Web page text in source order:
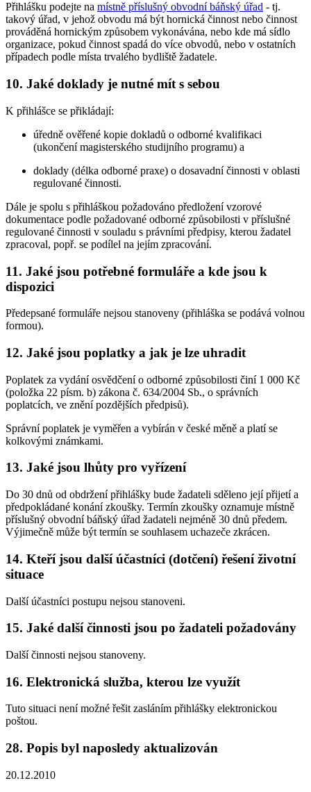
Přihlášku podejte na místně příslušný obvodní báňský úřad - tj.
takový úřad, v jehož obvodu má být hornická činnost nebo činnost
prováděná hornickým způsobem vykonávána, nebo kde má sídlo
organizace, pokud činnost spadá do více obvodů, nebo v ostatních
případech podle místa trvalého bydliště žadatele.
10. Jaké doklady je nutné mít s sebou
K přihlášce se přikládají:
úředně ověřené kopie dokladů o odborné kvalifikaci
(ukončení magisterského studijního programu) a
doklady (délka odborné praxe) o dosavadní činnosti v oblasti
regulované činnosti.
Dále je spolu s přihláškou požadováno předložení vzorové
dokumentace podle požadované odborné způsobilosti v příslušné
regulované činnosti v souladu s právními předpisy, kterou žadatel
zpracoval, popř. se podílel na jejím zpracování.
11. Jaké jsou potřebné formuláře a kde jsou k
dispozici
Předepsané formuláře nejsou stanoveny (přihláška se podává volnou
formou).
12. Jaké jsou poplatky a jak je lze uhradit
Poplatek za vydání osvědčení o odborné způsobilosti činí 1 000 Kč
(položka 22 písm. b) zákona č. 634/2004 Sb., o správních
poplatcích, ve znění pozdějších předpisů).
Správní poplatek je vyměřen a vybírán v české měně a platí se
kolkovými známkami.
13. Jaké jsou lhůty pro vyřízení
Do 30 dnů od obdržení přihlášky bude žadateli sděleno její přijetí a
předpokládané konání zkoušky. Termín zkoušky oznamuje místně
příslušný obvodní báňský úřad žadateli nejméně 30 dnů předem.
Výjimečně může být termín se souhlasem uchazeče zkrácen.
14. Kteří jsou další účastníci (dotčení) řešení životní
situace
Další účastníci postupu nejsou stanoveni.
15. Jaké další činnosti jsou po žadateli požadovány
Další činnosti nejsou stanoveny.
16. Elektronická služba, kterou lze využít
Tuto situaci není možné řešit zasláním přihlášky elektronickou
poštou.
28. Popis byl naposledy aktualizován
20.12.2010